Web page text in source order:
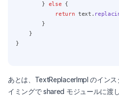
        }
else {
return text.
        }
    }
}
あとは、TextReplacerImpl のイン
イミングで shared モジュールに渡